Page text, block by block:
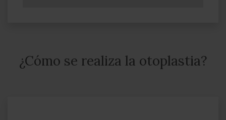
¿Cómo se realiza la otoplastia?